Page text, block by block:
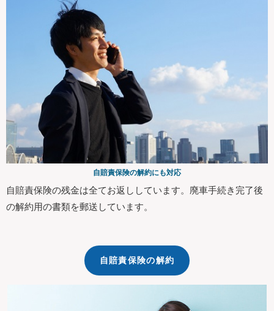
自賠責保険の解約にも対応
自賠責保険の残金は全てお返ししています。廃車手続き完了後
の解約用の書類を郵送しています。
自賠責保険の解約